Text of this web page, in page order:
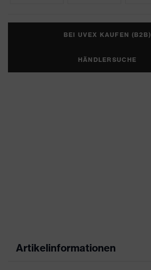
BEI UVEX KAUFEN (B2B)
HÄNDLERSUCHE
Artikelinformationen